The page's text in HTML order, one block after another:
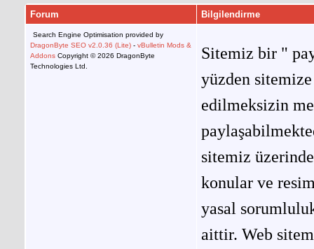
Forum Bilgilendirme
Search Engine Optimisation provided by
DragonByte SEO v2.0.36 (Lite) - vBulletin Mods &
Addons Copyright © 2026 DragonByte
Technologies Ltd.
Sitemiz bir "
yüzden
edilmeksizin
sitemiz
konular ve
yasal
aittir. Web